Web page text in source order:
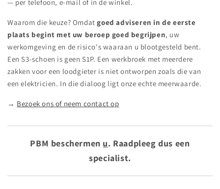
— per telefoon, e-mail of in de winkel.
Waarom die keuze? Omdatgoed adviseren in de eerste
plaats begint met uw beroep goed begrijpen, uw
werkomgeving en de risico's waaraan u blootgesteld bent.
Een S3-schoen is geen S1P. Een werkbroek met meerdere
zakken voor een loodgieter is niet ontworpen zoals die van
een elektricien. In die dialoog ligt onze echte meerwaarde.
→ Bezoek ons of neem contact op
PBM beschermen u. Raadpleeg dus een
specialist.